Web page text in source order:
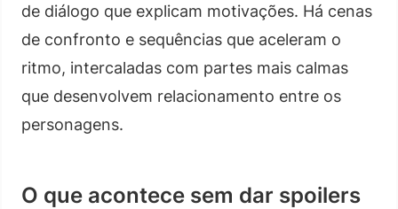
de diálogo que explicam motivações. Há cenas
de confronto e sequências que aceleram o
ritmo, intercaladas com partes mais calmas
que desenvolvem relacionamento entre os
personagens.
O que acontece sem dar spoilers